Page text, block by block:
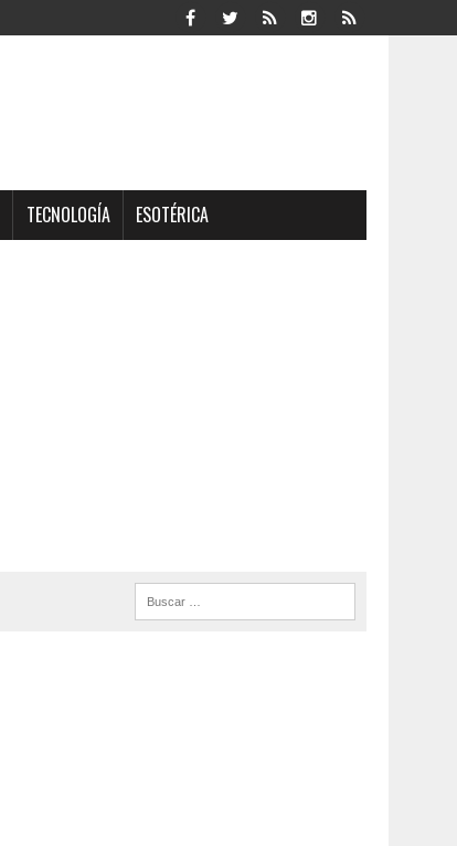
TECNOLOGÍA ESOTÉRICA